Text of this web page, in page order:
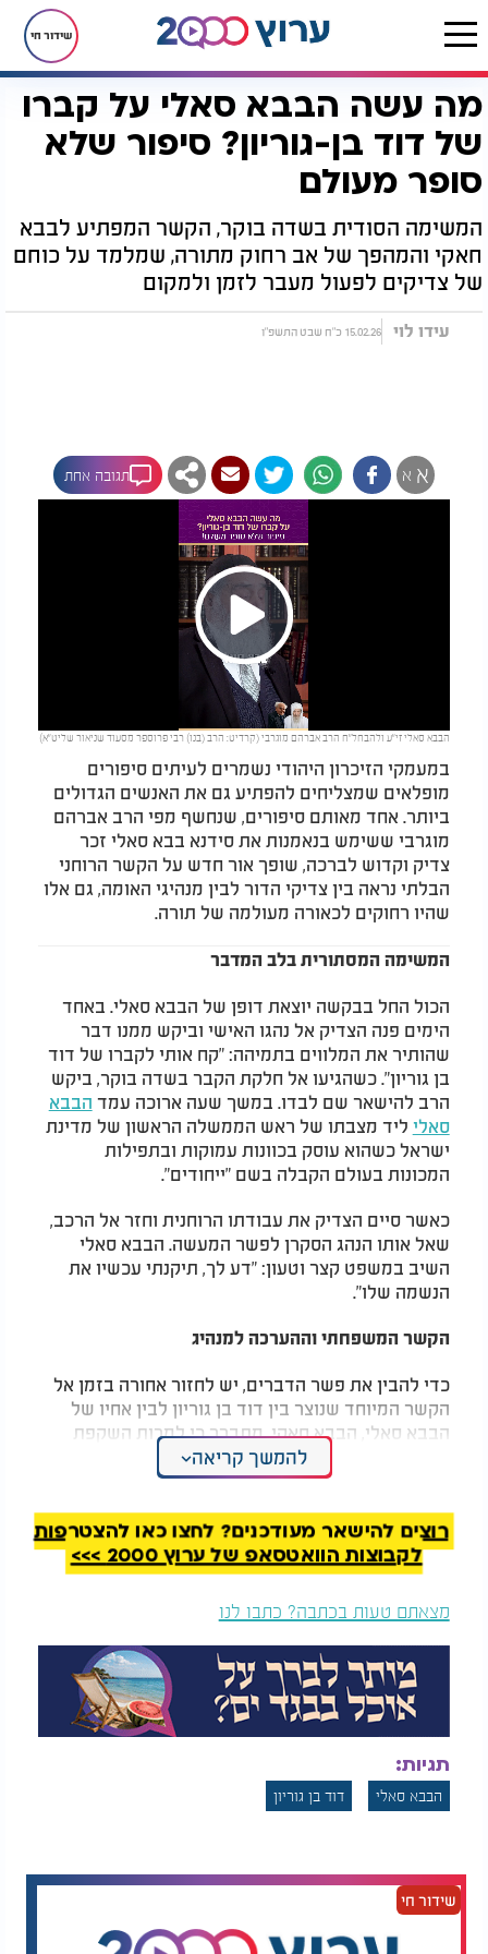
שידור חי
דף הבית יהדות מה עשה הבבא סאלי על קברו של דוד בן-גוריון? סיפור שלא סופר מעולם
מה עשה הבבא סאלי על קברו
של דוד בן-גוריון? סיפור שלא
סופר מעולם
המשימה הסודית בשדה בוקר, הקשר המפתיע לבבא
חאקי והמהפך של אב רחוק מתורה, שמלמד על כוחם
של צדיקים לפעול מעבר לזמן ולמקום
עידו לוי 15.02.26 כ"ח שבט התשפ"ו
א א תגובה אחת
Play
Video
הבבא סאלי זי"ע ולהבחל"ח הרב אברהם מוגרבי (קרדיט: הרב (בנו) רבי פרוספר מסעוד שניאור שליט"א)
במעמקי הזיכרון היהודי נשמרים לעיתים סיפורים
מופלאים שמצליחים להפתיע גם את האנשים הגדולים
ביותר. אחד מאותם סיפורים, שנחשף מפי הרב אברהם
מוגרבי ששימש בנאמנות את סידנא בבא סאלי זכר
צדיק וקדוש לברכה, שופך אור חדש על הקשר הרוחני
הבלתי נראה בין צדיקי הדור לבין מנהיגי האומה, גם אלו
שהיו רחוקים לכאורה מעולמה של תורה.
המשימה המסתורית בלב המדבר
הכול החל בבקשה יוצאת דופן של הבבא סאלי. באחד
הימים פנה הצדיק אל נהגו האישי וביקש ממנו דבר
שהותיר את המלווים בתמיהה: "קח אותי לקברו של דוד
בן גוריון". כשהגיעו אל חלקת הקבר בשדה בוקר, ביקש
הרב להישאר שם לבדו. במשך שעה ארוכה עמד הבבא
סאלי ליד מצבתו של ראש הממשלה הראשון של מדינת
ישראל כשהוא עוסק בכוונות עמוקות ובתפילות
המכונות בעולם הקבלה בשם "ייחודים".
כאשר סיים הצדיק את עבודתו הרוחנית וחזר אל הרכב,
שאל אותו הנהג הסקרן לפשר המעשה. הבבא סאלי
השיב במשפט קצר וטעון: "דע לך, תיקנתי עכשיו את
הנשמה שלו".
הקשר המשפחתי וההערכה למנהיג
כדי להבין את פשר הדברים, יש לחזור אחורה בזמן אל
הקשר המיוחד שנוצר בין דוד בן גוריון לבין אחיו של
הבבא סאלי, הבבא חאקי. מתברר כי למרות השקפת
עולמו החילונית, בן גוריון רחש כבוד עצום לבבא חאקי
והיה נוהג להתייעץ איתו בנושאים שונים שעמדו על
כל חוק שיעבור במדינה ויהיה מקובל על הבבא חאקי,
יהיה מקובל גם עליו. הקשר הזה יצר גשר רוחני שאפשר
את אותו תיקון מאוחר שביצע הבבא סאלי שנים לאחר
המלצות נוספות
הזה"
סיפורו של האב המורד והסנדק המפתיע
להמשך קריאה
רוצים להישאר מעודכנים? לחצו כאן להצטרפות
לקבוצות הוואטסאפ של ערוץ 2000 >>>
מצאתם טעות בכתבה? כתבו לנו
תגיות:
הבבא סאלי דוד בן גוריון
שידור חי